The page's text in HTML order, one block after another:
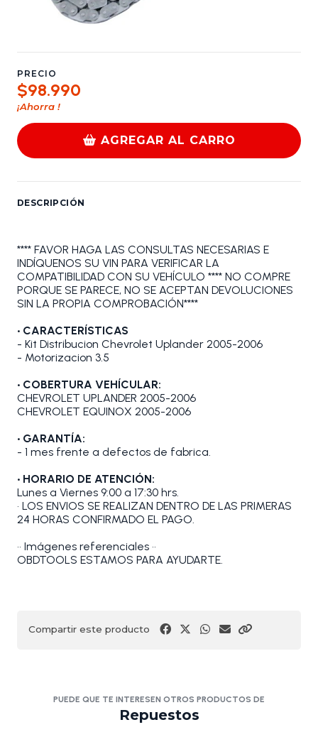
PRECIO
$98.990
¡Ahorra !
AGREGAR AL CARRO
DESCRIPCIÓN
**** FAVOR HAGA LAS CONSULTAS NECESARIAS E
INDÍQUENOS SU VIN PARA VERIFICAR LA
COMPATIBILIDAD CON SU VEHÍCULO **** NO COMPRE
PORQUE SE PARECE, NO SE ACEPTAN DEVOLUCIONES
SIN LA PROPIA COMPROBACIÓN****
• CARACTERÍSTICAS
- Kit Distribucion Chevrolet Uplander 2005-2006
- Motorizacion 3.5
• COBERTURA VEHÍCULAR:
CHEVROLET UPLANDER 2005-2006
CHEVROLET EQUINOX 2005-2006
• GARANTÍA:
- 1 mes frente a defectos de fabrica.
• HORARIO DE ATENCIÓN:
Lunes a Viernes 9:00 a 17:30 hrs.
• LOS ENVIOS SE REALIZAN DENTRO DE LAS PRIMERAS
24 HORAS CONFIRMADO EL PAGO.
•• Imágenes referenciales ••
OBDTOOLS ESTAMOS PARA AYUDARTE.
Compartir este producto
PUEDE QUE TE INTERESEN OTROS PRODUCTOS DE
Repuestos